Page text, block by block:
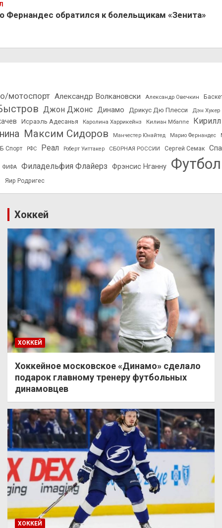
Фернандес обратился к болельщикам «Зенита»
мотоспорт Александр Волкановски Александр Овечкин
Джон Джонс Динамо Дрикус Дю Плесси Дэн Хукер
Исраэль Адесанья Каролина Харрикейнз Килиан Мбаппе
Максим Сидоров Манчестер Юнайтед Марио Фернандес
Спорт РФС Реал Роберт Уиттакер СБОРНАЯ РОССИИ Сергей Семак
ФИФА Филадельфия Флайерз Фрэнсис Нганну Футбол
Яир Родригес
Хоккей
ХОККЕЙ
Хоккейное московское «Динамо» сделало
подарок главному тренеру футбольных
динамовцев
ХОККЕЙ